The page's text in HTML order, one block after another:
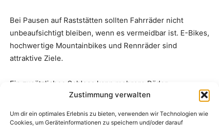
Zustimmung verwalten
Um dir ein optimales Erlebnis zu bieten, verwenden wir Technologien wie
Cookies, um Geräteinformationen zu speichern und/oder darauf
Bei Pausen auf Raststätten sollten Fahrräder nicht
unbeaufsichtigt bleiben, wenn es vermeidbar ist. E-Bikes,
hochwertige Mountainbikes und Rennräder sind
attraktive Ziele.
Ein zusätzliches Schloss kann mehrere Räder
miteinander und mit dem Träger verbinden. Das
Fahrräder auf einem Träger sichtbarer und leichter